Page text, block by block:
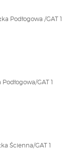
Podłogowa /GAT 1
GAT 1
Ścienna/GAT 1